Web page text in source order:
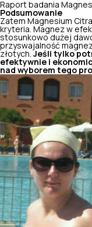
Raport badania
Podsumowanie
Zatem Magnesium
kryteria. Magnez w
stosunkowo dużej
przyswajalność
złotych. Jeśli tylko
efektywnie i
nad wyborem tego